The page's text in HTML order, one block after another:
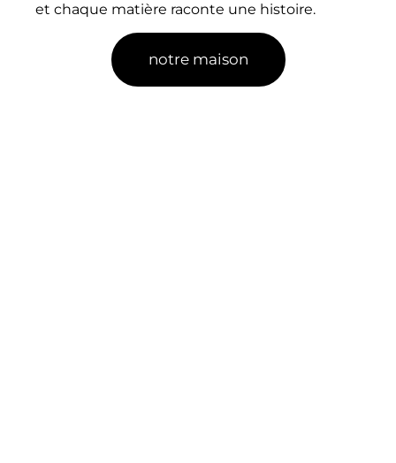
et chaque matière raconte une histoire.
notre maison